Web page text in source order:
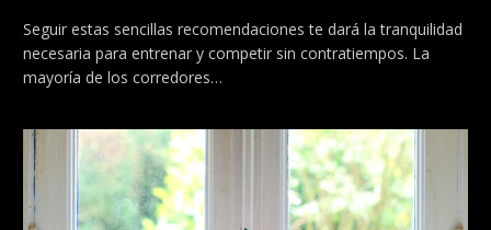
Seguir estas sencillas recomendaciones te dará la tranquilidad
necesaria para entrenar y competir sin contratiempos. La
mayoría de los corredores…